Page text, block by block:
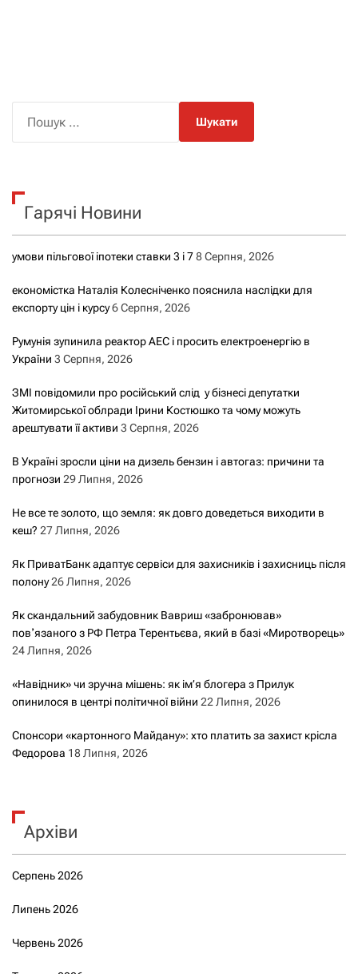
к
Гарячі Новини
умови пільгової іпотеки ставки 3 і 78 Серпня, 2026
економістка Наталія Колесніченко пояснила наслідки для
експорту цін і курсу6 Серпня, 2026
Румунія зупинила реактор АЕС і просить електроенергію в
України 3 Серпня, 2026
ЗМІ повідомили про російський слід у бізнесі депутатки
Житомирської облради Ірини Костюшко та чому можуть
арештувати її активи 3 Серпня, 2026
В Україні зросли ціни на дизель бензин і автогаз: причини та
прогнози 29 Липня, 2026
Не все те золото, що земля: як довго доведеться виходити в
кеш? 27 Липня, 2026
Як ПриватБанк адаптує сервіси для захисників і захисниць після
полону26 Липня, 2026
Як скандальний забудовник Вавриш «забронював»
повʼязаного з РФ Петра Терентьєва, який в базі «Миротворець»
24 Липня, 2026
«Навідник» чи зручна мішень: як ім’я блогера з Прилук
опинилося в центрі політичної війни 22 Липня, 2026
Спонсори «картонного Майдану»: хто платить за захист крісла
Федорова 18 Липня, 2026
Архіви
Серпень 2026
Липень 2026
Червень 2026